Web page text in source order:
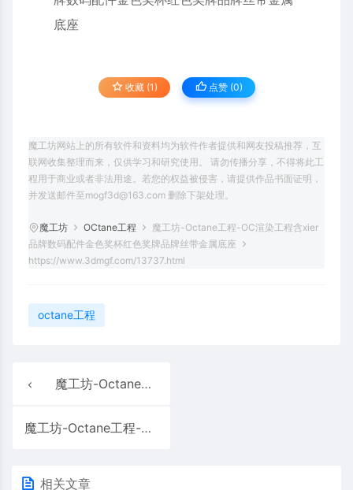
收藏 (1) 点赞 (0)
魔工坊网站上的所有软件和资料均为软件作者提供和网友投稿推荐，互
联网收集整理而来，仅供学习和研究使用。 请勿传播分享，不得将此工
程用于商业或者非法用途。若您的权益被侵害，请提供作品书面证明，
并发送邮件至mogf3d@163.com 删除下架处理。
魔工坊 OCtane工程
魔工坊-Octane工程-OC渲染工程含xier
品牌数码配件金色奖杯红色奖牌品牌丝带金属底座
https://www.3dmgf.com/13737.html
octane工程
魔工坊-Octane工程-房间显示器
魔工坊-Octane工程-OC渲染工程含无线鼠标颗粒质感台面
相关文章